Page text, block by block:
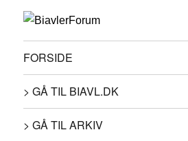
FORSIDE
> GÅ TIL BIAVL.DK
> GÅ TIL ARKIV